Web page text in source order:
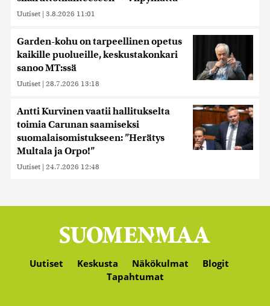
Uutiset | 3.8.2026 11:01
Garden-kohu on tarpeellinen opetus
kaikille puolueille, keskustakonkari
sanoo MT:ssä
Uutiset | 28.7.2026 13:18
Antti Kurvinen vaatii hallitukselta
toimia Carunan saamiseksi
suomalaisomistukseen: ”Herätys
Multala ja Orpo!”
Uutiset | 24.7.2026 12:48
Uutiset Keskusta Näkökulmat
Blogit
Tapahtumat